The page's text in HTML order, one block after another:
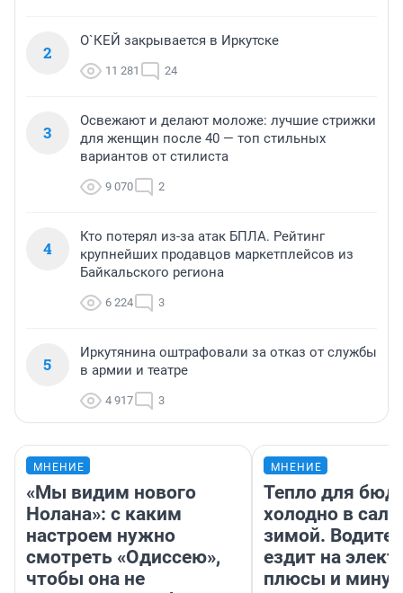
2
О`КЕЙ закрывается в Иркутске
11 281 24
3
Освежают и делают моложе: лучшие стрижки
для женщин после 40 — топ стильных
вариантов от стилиста
9 070 2
4
Кто потерял из-за атак БПЛА. Рейтинг
крупнейших продавцов маркетплейсов из
Байкальского региона
6 224 3
5
Иркутянина оштрафовали за отказ от службы
в армии и театре
4 917 3
МНЕНИЕ
«Мы видим нового
Нолана»: с каким
настроем нужно
смотреть «Одиссею»,
чтобы она не
МНЕНИЕ
Тепло для
холодно в
зимой.
ездит на
плюсы и